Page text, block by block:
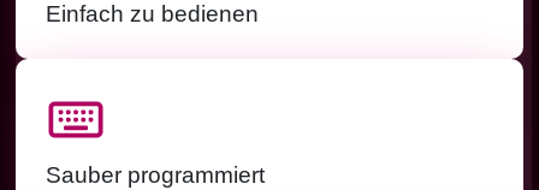
Einfach zu bedienen
Sauber programmiert